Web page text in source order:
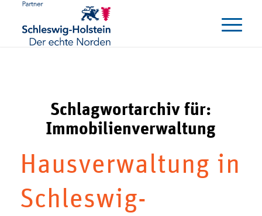
Schlagwortarchiv für:
Immobilienverwaltung
Hausverwaltung in
Schleswig-